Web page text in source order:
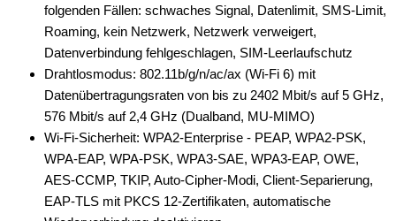
folgenden Fällen: schwaches Signal, Datenlimit, SMS-Limit,
Roaming, kein Netzwerk, Netzwerk verweigert,
Datenverbindung fehlgeschlagen, SIM-Leerlaufschutz
Drahtlosmodus: 802.11b/g/n/ac/ax (Wi-Fi 6) mit
Datenübertragungsraten von bis zu 2402 Mbit/s auf 5 GHz,
576 Mbit/s auf 2,4 GHz (Dualband, MU-MIMO)
Wi-Fi-Sicherheit: WPA2-Enterprise - PEAP, WPA2-PSK,
WPA-EAP, WPA-PSK, WPA3-SAE, WPA3-EAP, OWE,
AES-CCMP, TKIP, Auto-Cipher-Modi, Client-Separierung,
EAP-TLS mit PKCS 12-Zertifikaten, automatische